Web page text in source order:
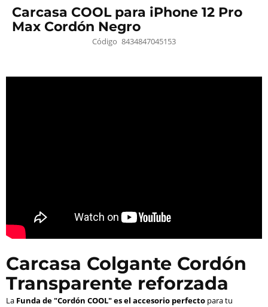
Carcasa COOL para iPhone 12 Pro
Max Cordón Negro
Código 8434847045153
Carcasa Colgante Cordón
Transparente reforzada
La Funda de "Cordón COOL" es el accesorio perfecto para tu